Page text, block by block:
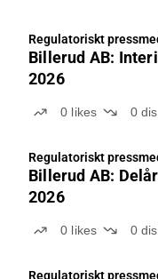
Regulatoriskt
Billerud AB:
2026
0 likes 0
Regulatoriskt
Billerud AB:
2026
0 likes 0
Regulatoriskt